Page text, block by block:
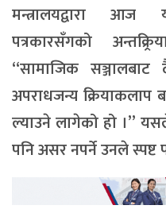
मन्त्रालयद्वारा
पत्रकारसँगको
“सामाजिक सञ्जालबाट
अपराधजन्य क्रियाकलाप
ल्याउने लागेको हो ।”
पनि असर नपर्ने उनले स्पष्ट